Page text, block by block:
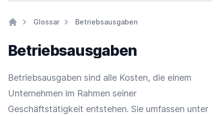
Glossar Betriebsausgaben
Betriebsausgaben
Betriebsausgaben sind alle Kosten, die einem
Unternehmen im Rahmen seiner
Geschäftstätigkeit entstehen. Sie umfassen unter